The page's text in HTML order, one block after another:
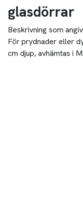
glasdörrar
Beskrivning som
För prydnader eller
cm djup, avhämtas i